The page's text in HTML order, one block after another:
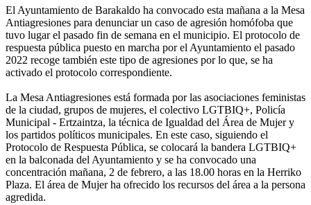
El Ayuntamiento de Barakaldo ha convocado esta mañana a la Mesa
Antiagresiones para denunciar un caso de agresión homófoba que
tuvo lugar el pasado fin de semana en el municipio. El protocolo de
respuesta pública puesto en marcha por el Ayuntamiento el pasado
2022 recoge también este tipo de agresiones por lo que, se ha
activado el protocolo correspondiente.
La Mesa Antiagresiones está formada por las asociaciones feministas
de la ciudad, grupos de mujeres, el colectivo LGTBIQ+, Policía
Municipal - Ertzaintza, la técnica de Igualdad del Área de Mujer y
los partidos políticos municipales. En este caso, siguiendo el
Protocolo de Respuesta Pública, se colocará la bandera LGTBIQ+
en la balconada del Ayuntamiento y se ha convocado una
concentración mañana, 2 de febrero, a las 18.00 horas en la Herriko
Plaza. El área de Mujer ha ofrecido los recursos del área a la persona
agredida.